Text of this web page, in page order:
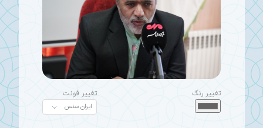
تغییر رنگ تغییر فونت